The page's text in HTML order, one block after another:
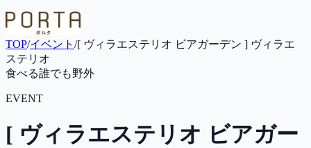
TOP/イベント /[ ヴィラエステリオ ビアガーデン ] ヴィラエ
ステリオ
食べる誰でも野外
EVENT
[ ヴィラエステリオ ビアガー